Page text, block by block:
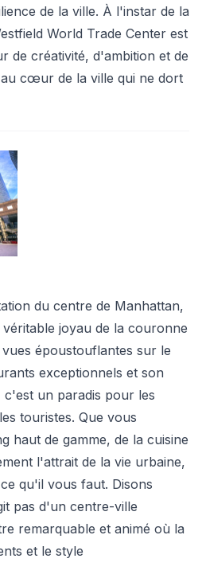
de la ville. À l'instar de la
World Trade Center est
de créativité, d'ambition et de
cœur de la ville qui ne dort
du centre de Manhattan,
joyau de la couronne
époustouflantes sur le
exceptionnels et son
un paradis pour les
touristes. Que vous
haut de gamme, de la cuisine
l'attrait de la vie urbaine,
qu'il vous faut. Disons
pas d'un centre-ville
remarquable et animé où la
et le style